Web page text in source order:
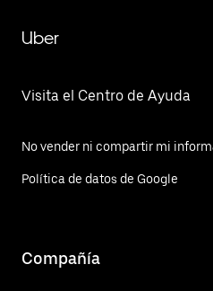
Uber
Visita el Centro de Ayuda
No vender ni compartir mi
Política de datos de Google
Compañía